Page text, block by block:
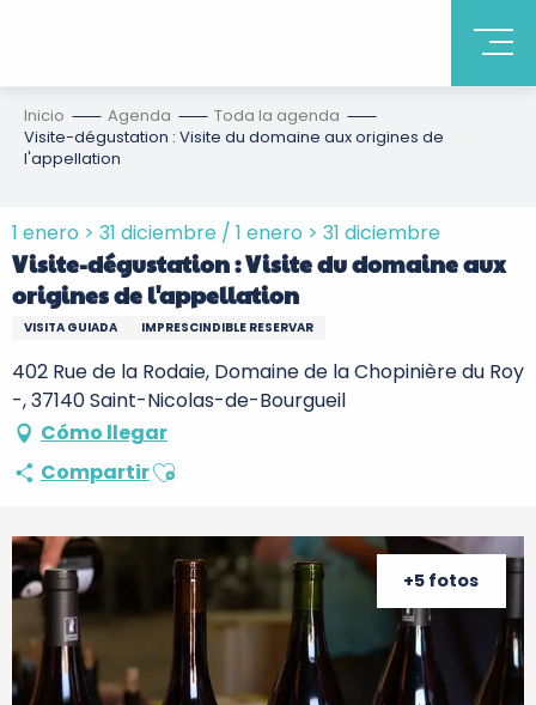
Inicio Agenda
Toda la agenda
Visite-dégustation : Visite du domaine aux origines de
l'appellation
1 enero > 31 diciembre / 1 enero > 31 diciembre
Visite-dégustation : Visite du domaine aux
origines de l'appellation
VISITA GUIADA IMPRESCINDIBLE RESERVAR
402 Rue de la Rodaie, Domaine de la Chopinière du Roy
-, 37140 Saint-Nicolas-de-Bourgueil
Cómo llegar
CompartirAjouter aux favoris
+5 fotos